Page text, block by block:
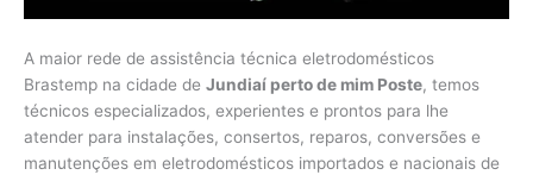
A maior rede de assistência técnica eletrodomésticos
Brastemp na cidade de Jundiaí perto de mim Poste, temos
técnicos especializados, experientes e prontos para lhe
atender para instalações, consertos, reparos, conversões e
manutenções em eletrodomésticos importados e nacionais de